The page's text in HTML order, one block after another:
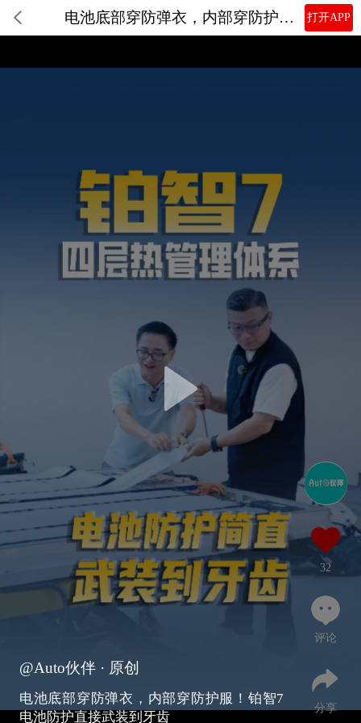
电池底部穿防弹衣，内部穿防护服！铂智7电池防护直接武装到牙齿 打开APP
@Auto伙伴· 原创
电池底部穿防弹衣，内部穿防护服！铂智7
电池防护直接武装到牙齿
32
评论
分享